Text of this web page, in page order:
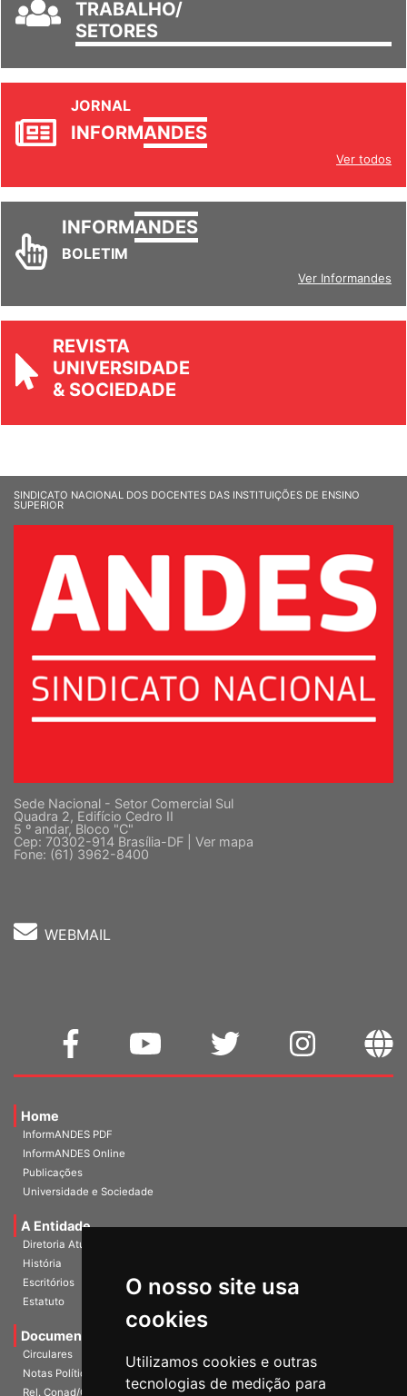
O nosso site usa
cookies
Utilizamos cookies e outras
tecnologias de medição para
TRABALHO/
SETORES
JORNAL
INFORMANDES
Ver todos
INFORMANDES
BOLETIM
Ver Informandes
REVISTA
UNIVERSIDADE
& SOCIEDADE
SINDICATO NACIONAL DOS DOCENTES DAS INSTITUIÇÕES DE ENSINO
SUPERIOR
Sede Nacional - Setor Comercial Sul
Quadra 2, Edifício Cedro II
5 º andar, Bloco "C"
Cep: 70302-914 Brasília-DF | Ver mapa
Fone: (61) 3962-8400
WEBMAIL
Home
InformANDES PDF
InformANDES Online
Publicações
Universidade e Sociedade
A Entidade
Diretoria Atual
História
Escritórios
Estatuto
Documentos
Circulares
Notas Políticas
Rel. Conad/Congresso